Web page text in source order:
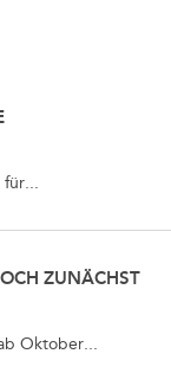
für...
ZUNÄCHST
Oktober...